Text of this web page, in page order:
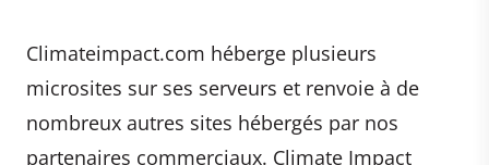
Climateimpact.com héberge plusieurs
microsites sur ses serveurs et renvoie à de
nombreux autres sites hébergés par nos
partenaires commerciaux. Climate Impact